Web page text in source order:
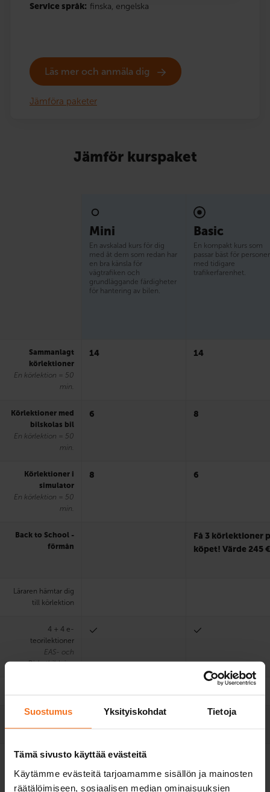
Suostumus Yksityiskohdat Tietoja
Tämä sivusto käyttää evästeitä
Käytämme evästeitä tarjoamamme sisällön ja mainosten
räätälöimiseen, sosiaalisen median ominaisuuksien
Service språk: finska, engelska
Läs mer och anmäla dig
Jämföra paketer
Jämför kurspaket
Mini
En avskalad kurs för dig
med åt dem som redan har
en bra känsla för
vägtrafiken och
grundläggande färdigheter
för hantering av bilen.
Basic
En kompakt kurs som
passar bäst för personer
med tidigare
trafikerfarenhet.
Sammanlagt
körlektioner
En körlektion = 50
min.
14 14
Körlektioner med
bilskolas bil
En körlektion = 50
min.
6 8
Körlektioner i
simulator
En körlektion = 50
min.
8 6
Back to School -
förmån
Få 3 körlektioner
köpet! Värde 245 €
Läraren hämtar dig
till körlektion
4 + 4 e-
teorilektioner
EAS- och
Riskutbildning
med lärare (45 min)
Användning av
körprov
1. körprov